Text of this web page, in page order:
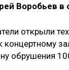
Воробьев в
открыли
концертному
обрушения